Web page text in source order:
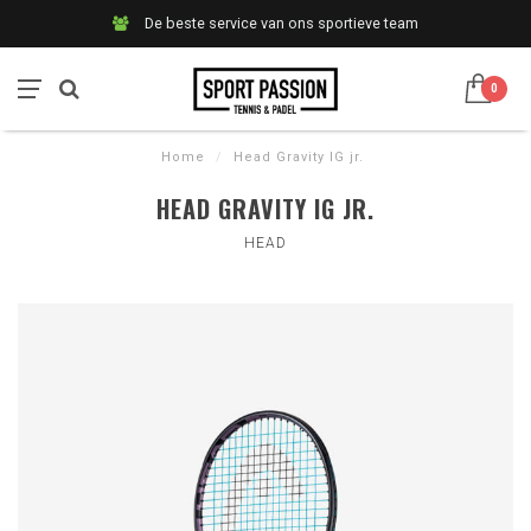
De beste service van ons sportieve team
0
Home / Head Gravity IG jr.
HEAD GRAVITY IG JR.
HEAD